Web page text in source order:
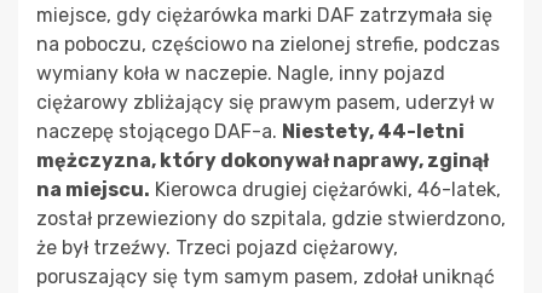
miejsce, gdy ciężarówka marki DAF zatrzymała się
na poboczu, częściowo na zielonej strefie, podczas
wymiany koła w naczepie. Nagle, inny pojazd
ciężarowy zbliżający się prawym pasem, uderzył w
naczepę stojącego DAF-a. Niestety, 44-letni
mężczyzna, który dokonywał naprawy, zginął
na miejscu. Kierowca drugiej ciężarówki, 46-latek,
został przewieziony do szpitala, gdzie stwierdzono,
że był trzeźwy. Trzeci pojazd ciężarowy,
poruszający się tym samym pasem, zdołał uniknąć